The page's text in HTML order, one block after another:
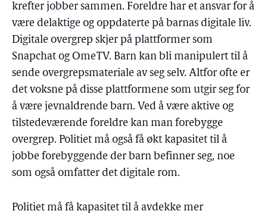
krefter jobber sammen. Foreldre har et ansvar for å
være delaktige og oppdaterte på barnas digitale liv.
Digitale overgrep skjer på plattformer som
Snapchat og OmeTV. Barn kan bli manipulert til å
sende overgrepsmateriale av seg selv. Altfor ofte er
det voksne på disse plattformene som utgir seg for
å være jevnaldrende barn. Ved å være aktive og
tilstedeværende foreldre kan man forebygge
overgrep. Politiet må også få økt kapasitet til å
jobbe forebyggende der barn befinner seg, noe
som også omfatter det digitale rom.
Politiet må få kapasitet til å avdekke mer